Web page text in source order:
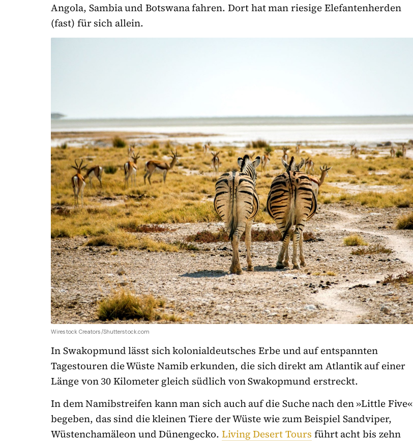
Angola, Sambia und Botswana fahren. Dort hat man riesige Elefantenherden
(fast) für sich allein.
Wirestock Creators/Shutterstock.com
In Swakopmund lässt sich kolonialdeutsches Erbe und auf entspannten
Tagestouren die Wüste Namib erkunden, die sich direkt am Atlantik auf einer
Länge von 30 Kilometer gleich südlich von Swakopmund erstreckt.
In dem Namibstreifen kann man sich auch auf die Suche nach den »Little Five«
begeben, das sind die kleinen Tiere der Wüste wie zum Beispiel Sandviper,
Wüstenchamäleon und Dünengecko. Living Desert Tours führt acht bis zehn